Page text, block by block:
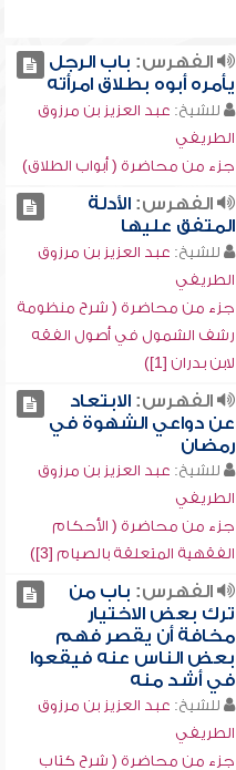
الفهرس: باب الرجل
يأمره أبوه بطلاق امرأته
للشيخ: عبد العزيز بن مرزوق
الطريفي
جزء من محاضرة ( أبواب الطلاق)
الفهرس:الأدلة
المتفق عليها
للشيخ: عبد العزيز بن مرزوق
الطريفي
جزء من محاضرة ( شرح منظومة
رشف الشمول في أصول الفقه
لابن بدران [1])
الفهرس:الابتعاد
عن دواعي الشهوة في
رمضان
للشيخ: عبد العزيز بن مرزوق
الطريفي
جزء من محاضرة ( الأحكام
الفقهية المتعلقة بالصيام [3])
الفهرس: باب من
ترك بعض الاختيار
مخافة أن يقصر فهم
بعض الناس عنه فيقعوا
في أشد منه
للشيخ: عبد العزيز بن مرزوق
الطريفي
جزء من محاضرة ( شرح كتاب